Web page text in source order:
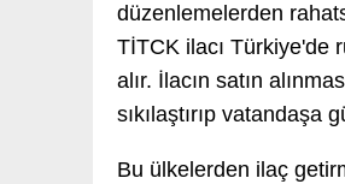
düzenlemelerden
TİTCK ilacı Türkiye'de
alır. İlacın satın
sıkılaştırıp vatandaşa
Bu ülkelerden ilaç